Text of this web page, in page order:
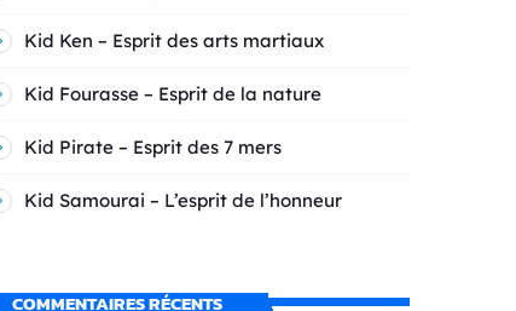
Kid Ken – Esprit des arts martiaux
Kid Fourasse – Esprit de la nature
Kid Pirate – Esprit des 7 mers
Kid Samourai – L’esprit de l’honneur
COMMENTAIRES RÉCENTS